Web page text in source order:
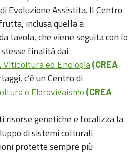
Evoluzione Assistita. Il Centro
inclusa quella a
tavola, che viene seguita con lo
finalità dai
Viticoltura ed Enologia (CREA
c’è un Centro di
e Florovivaismo (CREA
risorse genetiche e focalizza la
di sistemi colturali
protette sempre più